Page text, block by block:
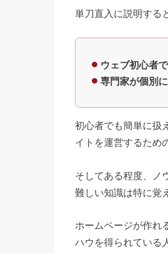
単刀直入に説明する
ウェブ初心者
専門家が個別
初心者でも簡単に扱
イトを運営するため
そしてある程度、ノ
難しい知識は特に覚
ホームページが作れ
ハウを得られている